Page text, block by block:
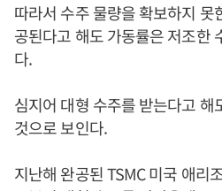
따라서 수주 물량을 확보하지 못
공된다고 해도 가동률은 저조한
다.
심지어 대형 수주를 받는다고
것으로 보인다.
지난해 완공된 TSMC 미국 애리